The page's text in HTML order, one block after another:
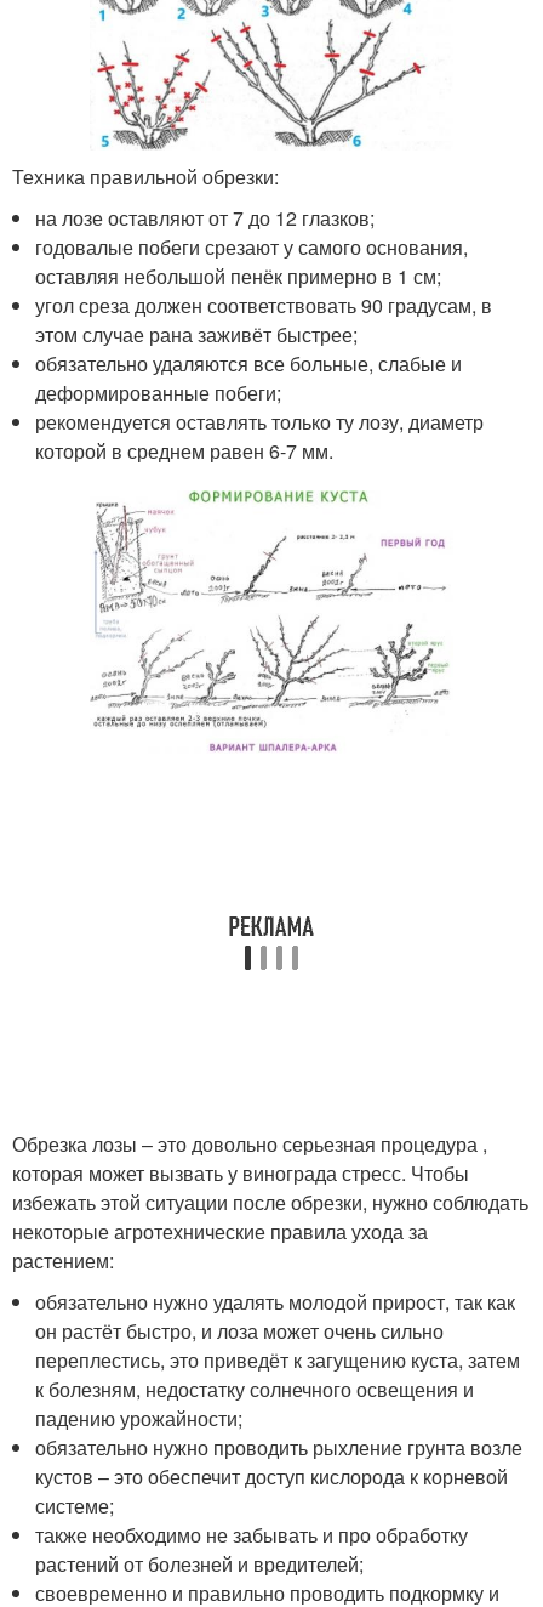
Техника правильной обрезки:
на лозе оставляют от 7 до 12 глазков;
годовалые побеги срезают у самого основания,
оставляя небольшой пенёк примерно в 1 см;
угол среза должен соответствовать 90 градусам, в
этом случае рана заживёт быстрее;
обязательно удаляются все больные, слабые и
деформированные побеги;
рекомендуется оставлять только ту лозу, диаметр
которой в среднем равен 6-7 мм.
Обрезка лозы – это довольно серьезная процедура ,
которая может вызвать у винограда стресс. Чтобы
избежать этой ситуации после обрезки, нужно соблюдать
некоторые агротехнические правила ухода за
растением:
обязательно нужно удалять молодой прирост, так как
он растёт быстро, и лоза может очень сильно
переплестись, это приведёт к загущению куста, затем
к болезням, недостатку солнечного освещения и
падению урожайности;
обязательно нужно проводить рыхление грунта возле
кустов – это обеспечит доступ кислорода к корневой
системе;
также необходимо не забывать и про обработку
растений от болезней и вредителей;
своевременно и правильно проводить подкормку и